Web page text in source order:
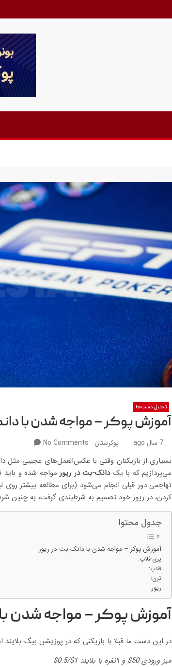
تحلیل دست‌ها
آموزش پوکر – مواجه شدن با
7 سال ago پوکرستان No Comments
بسیاری از بازیکنان وقتی با عکس‌العمل‌های عجیبی
می‌پردازیم که با یکدانک-بت در ریور مواجه شده و باید
تهاجمی دور قبلی انجام می‌شود (برای مطالعه بیشتر
کردن، در ریور خود تصمیم به شرطبندی گرفت، به چنین
جدول محتوا
آموزش پوکر – مواجه شدن با دانک-بت در ریور
پری-فلاپ:
فلاپ:
ترن:
ریور:
آموزش پوکر – مواجه شدن
در این دست ما قبلا با بازیکنی که در پوزیشن بیگ-
میز ورودی 50$ و ۹نفره با بلایند 1$/0.5$